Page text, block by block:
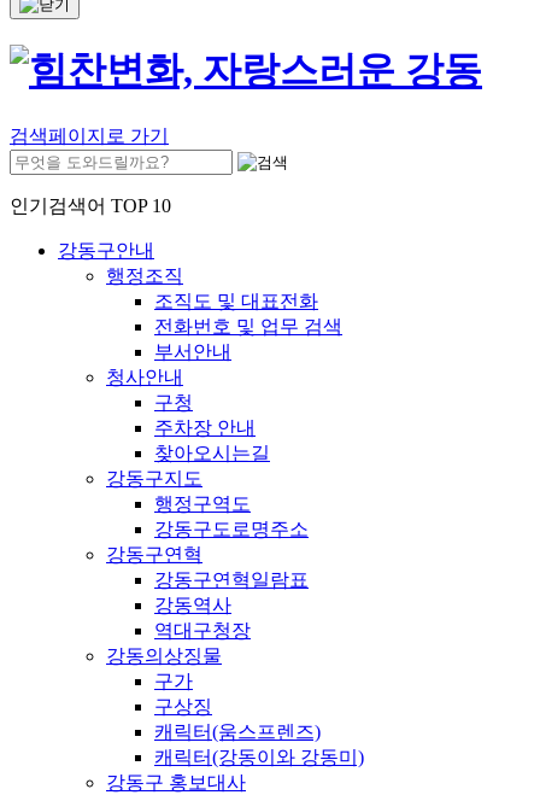
검색페이지로 가기
인기검색어 TOP 10
강동구안내
행정조직
조직도 및 대표전화
전화번호 및 업무 검색
부서안내
청사안내
구청
주차장 안내
찾아오시는길
강동구지도
행정구역도
강동구도로명주소
강동구연혁
강동구연혁일람표
강동역사
역대구청장
강동의상징물
구가
구상징
캐릭터(움스프렌즈)
캐릭터(강동이와 강동미)
강동구 홍보대사